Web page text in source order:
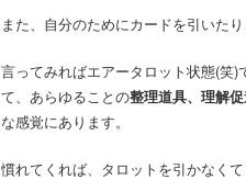
また、自分のためにカードを引いた
言ってみればエアータロット状態(笑
て、あらゆることの整理道具、理解
な感覚にあります。
慣れてくれば、タロットを引かなく